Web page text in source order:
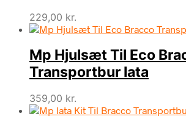
229,00 kr.
Mp Hjulsæt Til Eco
Transportbur Iata
359,00 kr.